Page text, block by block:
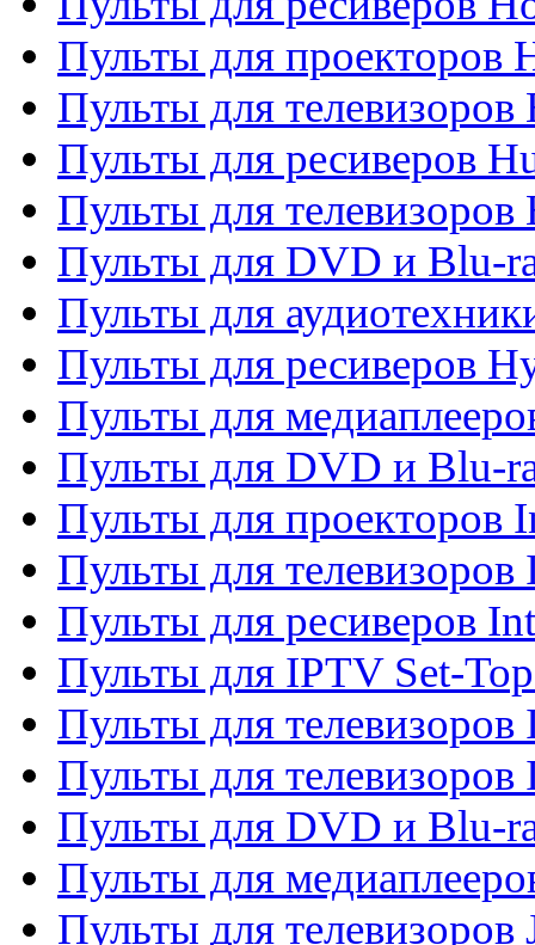
Пульты для проекторов
Пульты для телевизоров
Пульты для ресиверов
Пульты для
Пульты для DVD и Blu-
Пульты для
Пульты для ресиверов
Пульты для
Пульты для DVD и Blu-
Пульты для проекторов
Пульты для
Пульты для ресиверов
Пульты для IPTV Set-
Пульты для телевизоров
Пульты для телевизоров
Пульты для DVD и Blu-
Пульты для
Пульты для телевизоров